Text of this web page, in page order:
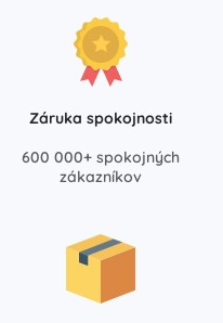
Záruka spokojnosti
600 000+ spokojných
zákazníkov